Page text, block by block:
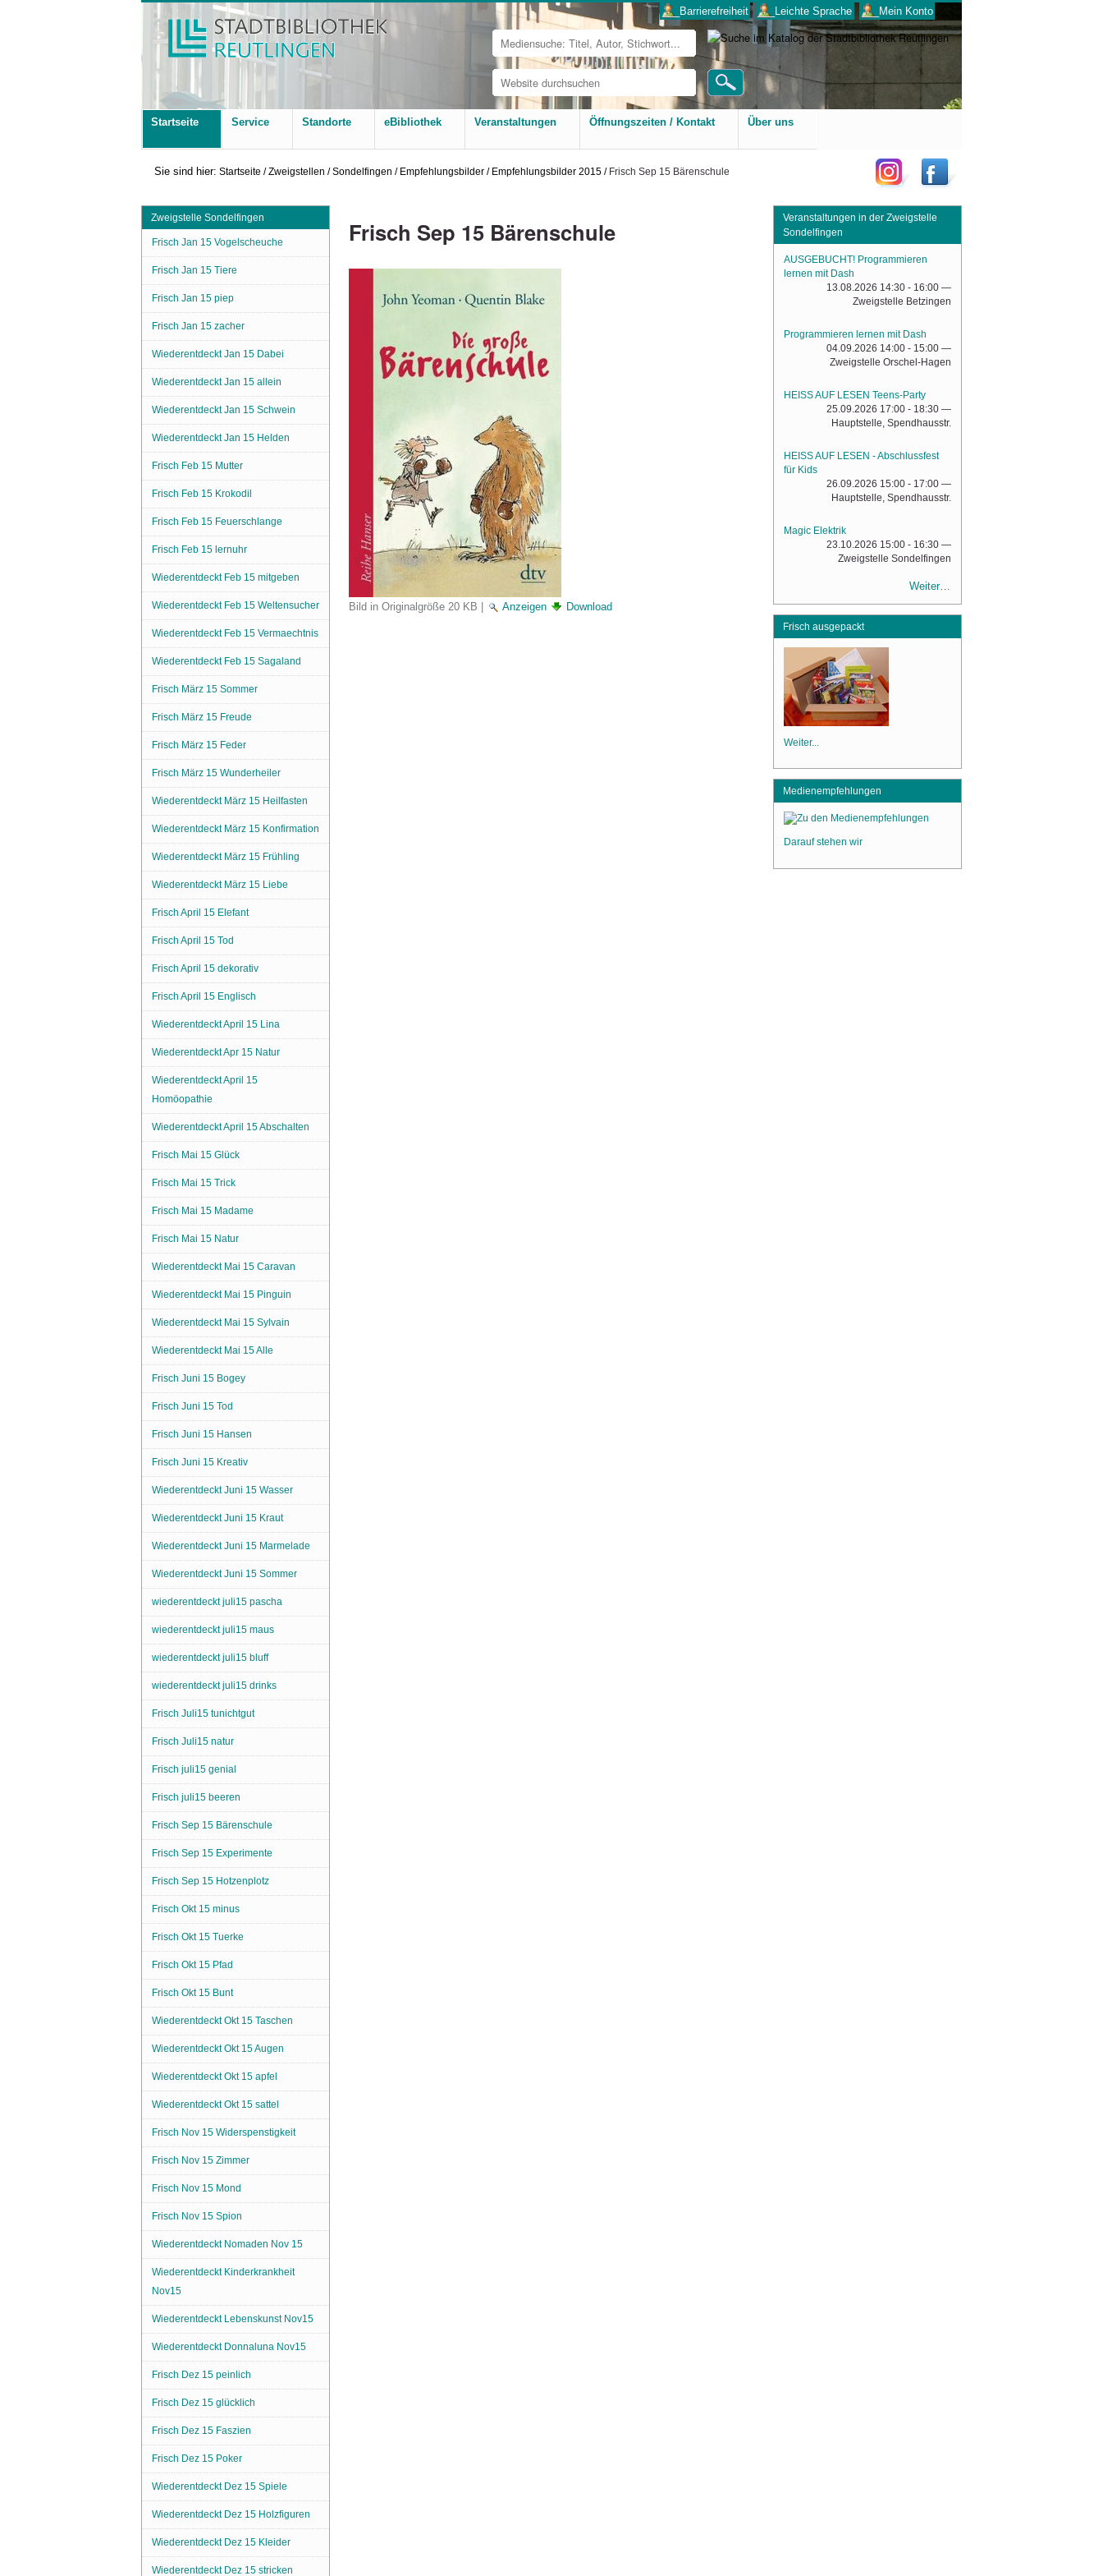
Website
durchsuchen
Erweiterte
Suche…
___Barrierefreiheit ___Leichte Sprache ___Mein Konto
Startseite Service Standorte eBibliothek Veranstaltungen Öffnungszeiten / Kontakt Über uns
Sie sind hier: Startseite /Zweigstellen /Sondelfingen / Empfehlungsbilder / Empfehlungsbilder 2015 / Frisch Sep 15 Bärenschule
Frisch Sep 15 Bärenschule
Bild in Originalgröße 20 KB Anzeigen Download
Zweigstelle Sondelfingen
Frisch Jan 15 Vogelscheuche
Frisch Jan 15 Tiere
Frisch Jan 15 piep
Frisch Jan 15 zacher
Wiederentdeckt Jan 15 Dabei
Wiederentdeckt Jan 15 allein
Wiederentdeckt Jan 15 Schwein
Wiederentdeckt Jan 15 Helden
Frisch Feb 15 Mutter
Frisch Feb 15 Krokodil
Frisch Feb 15 Feuerschlange
Frisch Feb 15 lernuhr
Wiederentdeckt Feb 15 mitgeben
Wiederentdeckt Feb 15 Weltensucher
Wiederentdeckt Feb 15 Vermaechtnis
Wiederentdeckt Feb 15 Sagaland
Frisch März 15 Sommer
Frisch März 15 Freude
Frisch März 15 Feder
Frisch März 15 Wunderheiler
Wiederentdeckt März 15 Heilfasten
Wiederentdeckt März 15 Konfirmation
Wiederentdeckt März 15 Frühling
Wiederentdeckt März 15 Liebe
Frisch April 15 Elefant
Frisch April 15 Tod
Frisch April 15 dekorativ
Frisch April 15 Englisch
Wiederentdeckt April 15 Lina
Wiederentdeckt Apr 15 Natur
Wiederentdeckt April 15
Homöopathie
Wiederentdeckt April 15 Abschalten
Frisch Mai 15 Glück
Frisch Mai 15 Trick
Frisch Mai 15 Madame
Frisch Mai 15 Natur
Wiederentdeckt Mai 15 Caravan
Wiederentdeckt Mai 15 Pinguin
Wiederentdeckt Mai 15 Sylvain
Wiederentdeckt Mai 15 Alle
Frisch Juni 15 Bogey
Frisch Juni 15 Tod
Frisch Juni 15 Hansen
Frisch Juni 15 Kreativ
Wiederentdeckt Juni 15 Wasser
Wiederentdeckt Juni 15 Kraut
Wiederentdeckt Juni 15 Marmelade
Wiederentdeckt Juni 15 Sommer
wiederentdeckt juli15 pascha
wiederentdeckt juli15 maus
wiederentdeckt juli15 bluff
wiederentdeckt juli15 drinks
Frisch Juli15 tunichtgut
Frisch Juli15 natur
Frisch juli15 genial
Frisch juli15 beeren
Frisch Sep 15 Bärenschule
Frisch Sep 15 Experimente
Frisch Sep 15 Hotzenplotz
Frisch Okt 15 minus
Frisch Okt 15 Tuerke
Frisch Okt 15 Pfad
Frisch Okt 15 Bunt
Wiederentdeckt Okt 15 Taschen
Wiederentdeckt Okt 15 Augen
Wiederentdeckt Okt 15 apfel
Wiederentdeckt Okt 15 sattel
Frisch Nov 15 Widerspenstigkeit
Frisch Nov 15 Zimmer
Frisch Nov 15 Mond
Frisch Nov 15 Spion
Wiederentdeckt Nomaden Nov 15
Wiederentdeckt Kinderkrankheit
Nov15
Wiederentdeckt Lebenskunst Nov15
Wiederentdeckt Donnaluna Nov15
Frisch Dez 15 peinlich
Frisch Dez 15 glücklich
Frisch Dez 15 Faszien
Frisch Dez 15 Poker
Wiederentdeckt Dez 15 Spiele
Wiederentdeckt Dez 15 Holzfiguren
Wiederentdeckt Dez 15 Kleider
Wiederentdeckt Dez 15 stricken
Veranstaltungen in der Zweigstelle
Sondelfingen
AUSGEBUCHT! Programmieren
lernen mit Dash
13.08.2026 14:30 - 16:00 —
Zweigstelle Betzingen
Programmieren lernen mit Dash
04.09.2026 14:00 - 15:00 —
Zweigstelle Orschel-Hagen
HEISS AUF LESEN Teens-Party
25.09.2026 17:00 - 18:30 —
Hauptstelle, Spendhausstr.
HEISS AUF LESEN - Abschlussfest
für Kids
26.09.2026 15:00 - 17:00 —
Hauptstelle, Spendhausstr.
Magic Elektrik
23.10.2026 15:00 - 16:30 —
Zweigstelle Sondelfingen
Weiter…
Frisch ausgepackt
Weiter...
Medienempfehlungen
Darauf stehen wir